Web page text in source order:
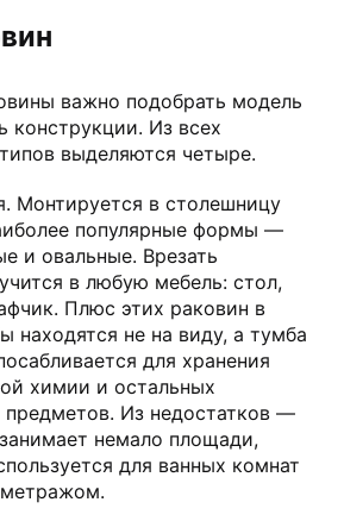
важно подобрать модель
конструкции. Из всех
выделяются четыре.
Монтируется в столешницу
популярные формы —
и овальные. Врезать
в любую мебель: стол,
Плюс этих раковин в
находятся не на виду, а тумба
для хранения
химии и остальных
Из недостатков —
немало площади,
для ванных комнат